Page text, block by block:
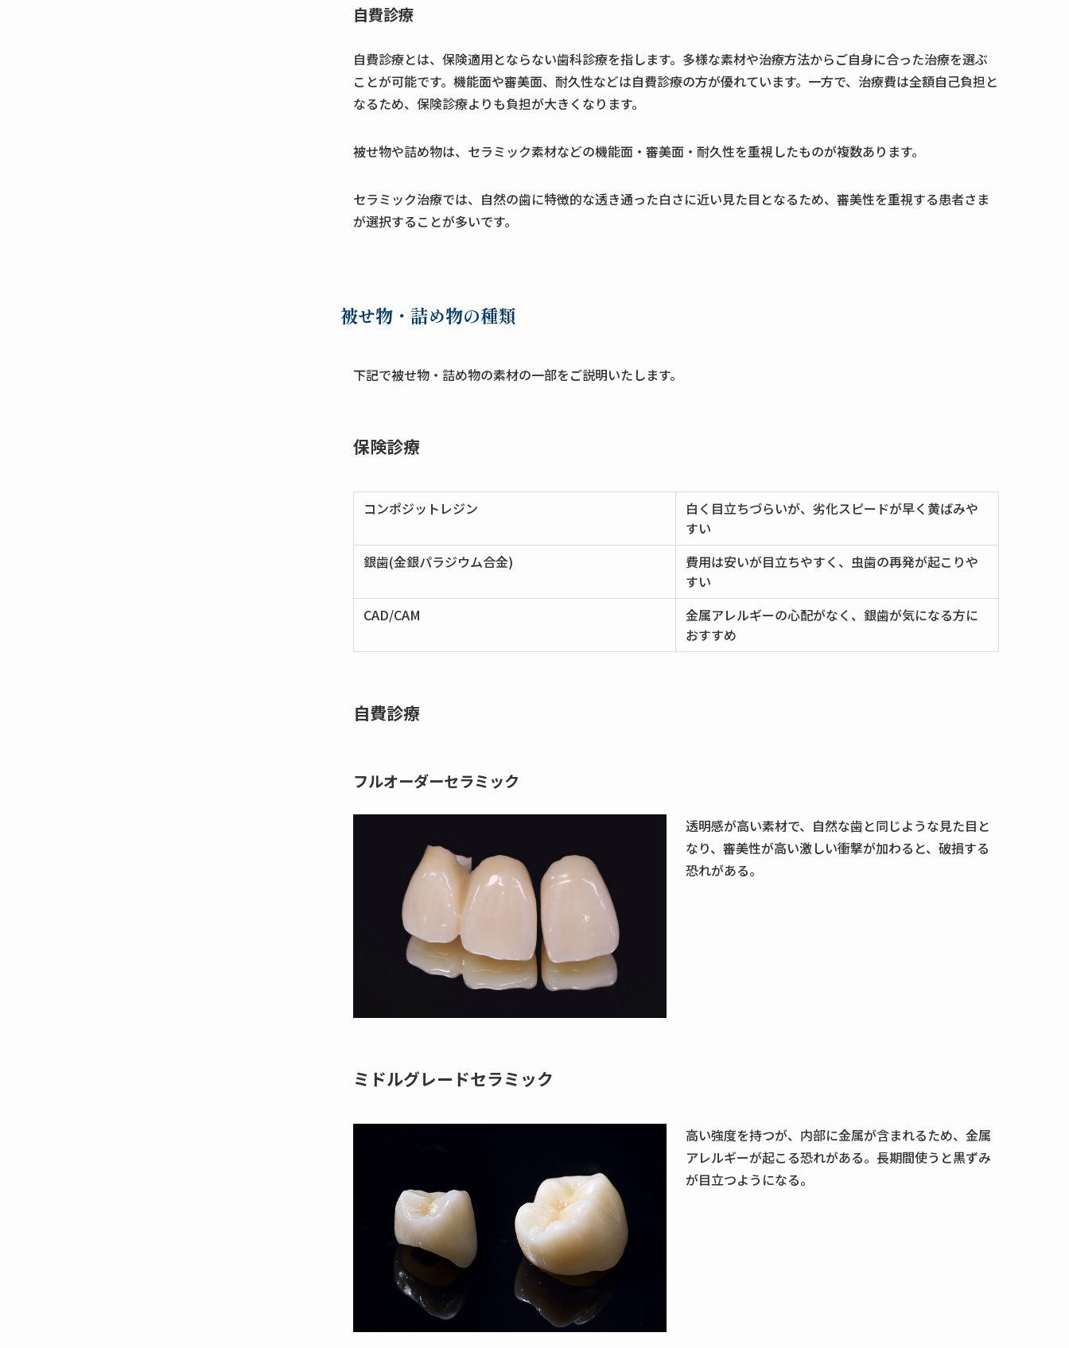
自費診療
自費診療とは、保険適用とならない歯科診療を指します。多様な素材や治療方法からご自身に合った治療を選ぶ
ことが可能です。機能面や審美面、耐久性などは自費診療の方が優れています。一方で、治療費は全額自己負担と
なるため、保険診療よりも負担が大きくなります。
被せ物や詰め物は、セラミック素材などの機能面・審美面・耐久性を重視したものが複数あります。
セラミック治療では、自然の歯に特徴的な透き通った白さに近い見た目となるため、審美性を重視する患者さま
が選択することが多いです。
被せ物・詰め物の種類
下記で被せ物・詰め物の素材の一部をご説明いたします。
保険診療
コンポジットレジン
白く目立ちづらいが、劣化スピードが早く黄ばみや
すい
銀歯(金銀パラジウム合金)
費用は安いが目立ちやすく、虫歯の再発が起こりや
すい
CAD/CAM
金属アレルギーの心配がなく、銀歯が気になる方に
おすすめ
自費診療
フルオーダーセラミック
透明感が高い素材で、自然な歯と同じような見た目と
なり、審美性が高い激しい衝撃が加わると、破損する
恐れがある。
ミドルグレードセラミック
高い強度を持つが、内部に金属が含まれるため、金属
アレルギーが起こる恐れがある。長期間使うと黒ずみ
が目立つようになる。